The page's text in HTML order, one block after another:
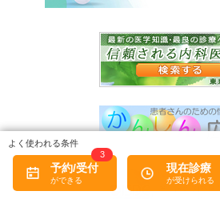
予約/受付
3
現在診療